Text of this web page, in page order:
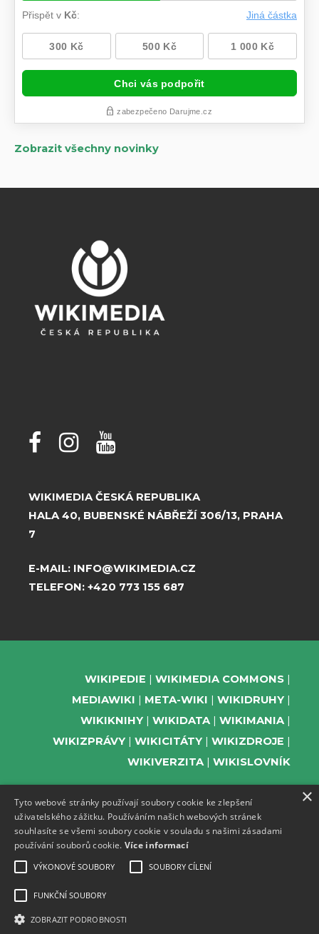
Zobrazit všechny novinky
WIKIMEDIA ČESKÁ REPUBLIKA
HALA 40, BUBENSKÉ NÁBŘEŽÍ 306/13, PRAHA
7
E-MAIL: INFO@WIKIMEDIA.CZ
TELEFON: +420 773 155 687
WIKIPEDIE
WIKIMEDIA COMMONS
MEDIAWIKI
META-WIKI
WIKIDRUHY
WIKIKNIHY
WIKIDATA
WIKIMANIA
WIKIZPRÁVY
WIKICITÁTY
WIKIZDROJE
WIKIVERZITA
WIKISLOVNÍK
PODPOŘTE NÁS
ODEBÍREJTE NEWSLETTER
TELEGRAM UDÁLOSTÍ WMČR
×
Tyto webové stránky používají soubory cookie ke zlepšení
uživatelského zážitku. Používáním našich webových stránek
souhlasíte se všemi soubory cookie v souladu s našimi zásadami
používání souborů cookie. Více informací
VÝKONOVÉ SOUBORY SOUBORY CÍLENÍ
FUNKČNÍ SOUBORY
ZOBRAZIT PODROBNOSTI